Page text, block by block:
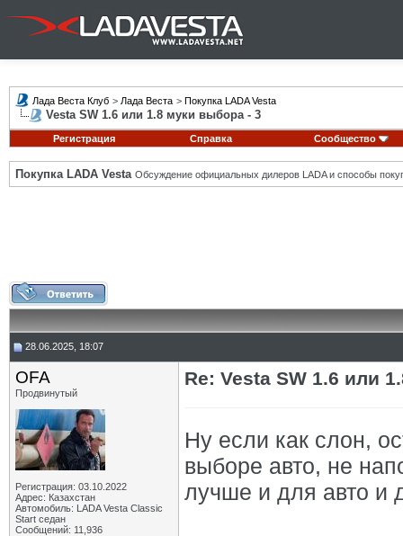
Лада Веста Клуб > Лада Веста > Покупка LADA Vesta
Vesta SW 1.6 или 1.8 муки выбора - 3
Регистрация Справка Сообщество
Покупка LADA Vesta Обсуждение официальных дилеров LADA и способы
28.06.2025, 18:07
OFA
Продвинутый
Регистрация: 03.10.2022
Адрес: Казахстан
Автомобиль: LADA Vesta Classic
Start седан
Сообщений: 11,936
Re: Vesta SW 1.6 или
Ну если как слон,
выборе авто, не
лучше и для авто и